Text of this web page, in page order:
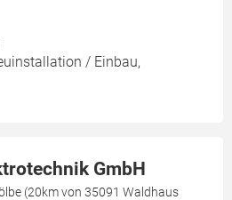
/ Einbau,
GmbH
(20km von 35091 Waldhaus